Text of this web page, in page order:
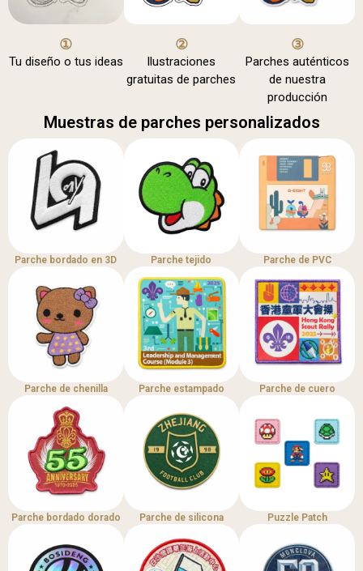
①
Tu diseño o tus ideas
②
Ilustraciones
gratuitas de parches
③
Parches auténticos
de nuestra
producción
Muestras de parches personalizados
Parche bordado en 3D Parche tejido Parche de PVC
Parche de chenilla Parche estampado Parche de cuero
Parche bordado dorado Parche de silicona Puzzle Patch